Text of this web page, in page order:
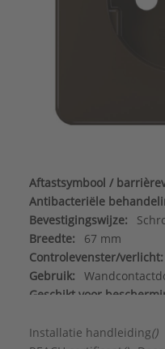
Aftastsymbool /
Antibacteriële
Bevestigingswijze:
Breedte:
67 mm
Controlevenster/verlicht:
Gebruik:
Geschikt voor
Halogeenvrij:
Ja
Installatie handleiding()